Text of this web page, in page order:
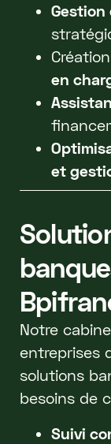
en
et
Notre
entreprises
solutions
besoins de
Suivi